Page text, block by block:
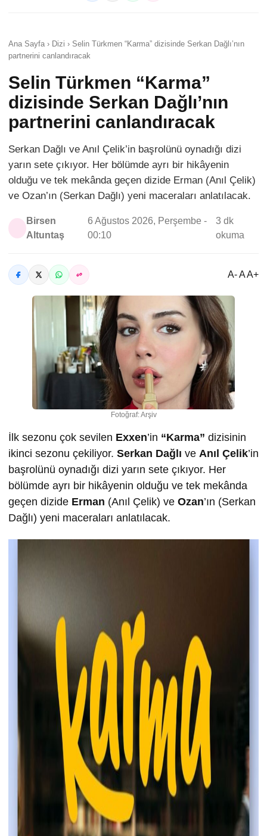
Ana Sayfa › Dizi › Selin Türkmen “Karma” dizisinde Serkan Dağlı’nın
partnerini canlandıracak
Selin Türkmen “Karma”
dizisinde Serkan Dağlı’nın
partnerini canlandıracak
Serkan Dağlı ve Anıl Çelik’in başrolünü oynadığı dizi
yarın sete çıkıyor. Her bölümde ayrı bir hikâyenin
olduğu ve tek mekânda geçen dizide Erman (Anıl Çelik)
ve Ozan’ın (Serkan Dağlı) yeni maceraları anlatılacak.
Birsen
Altuntaş
6 Ağustos 2026, Perşembe -
00:10
3 dk
okuma
A- A A+
Fotoğraf: Arşiv
İlk sezonu çok sevilen Exxen’in “Karma” dizisinin
ikinci sezonu çekiliyor. Serkan Dağlı ve Anıl Çelik’in
başrolünü oynadığı dizi yarın sete çıkıyor. Her
bölümde ayrı bir hikâyenin olduğu ve tek mekânda
geçen dizide Erman (Anıl Çelik) ve Ozan’ın (Serkan
Dağlı) yeni maceraları anlatılacak.